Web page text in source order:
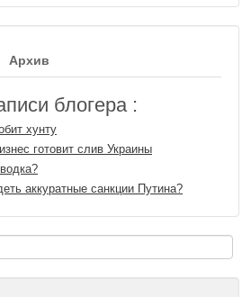
Архив
блогера :
хунту
готовит слив Украины
аккуратные санкции Путина?